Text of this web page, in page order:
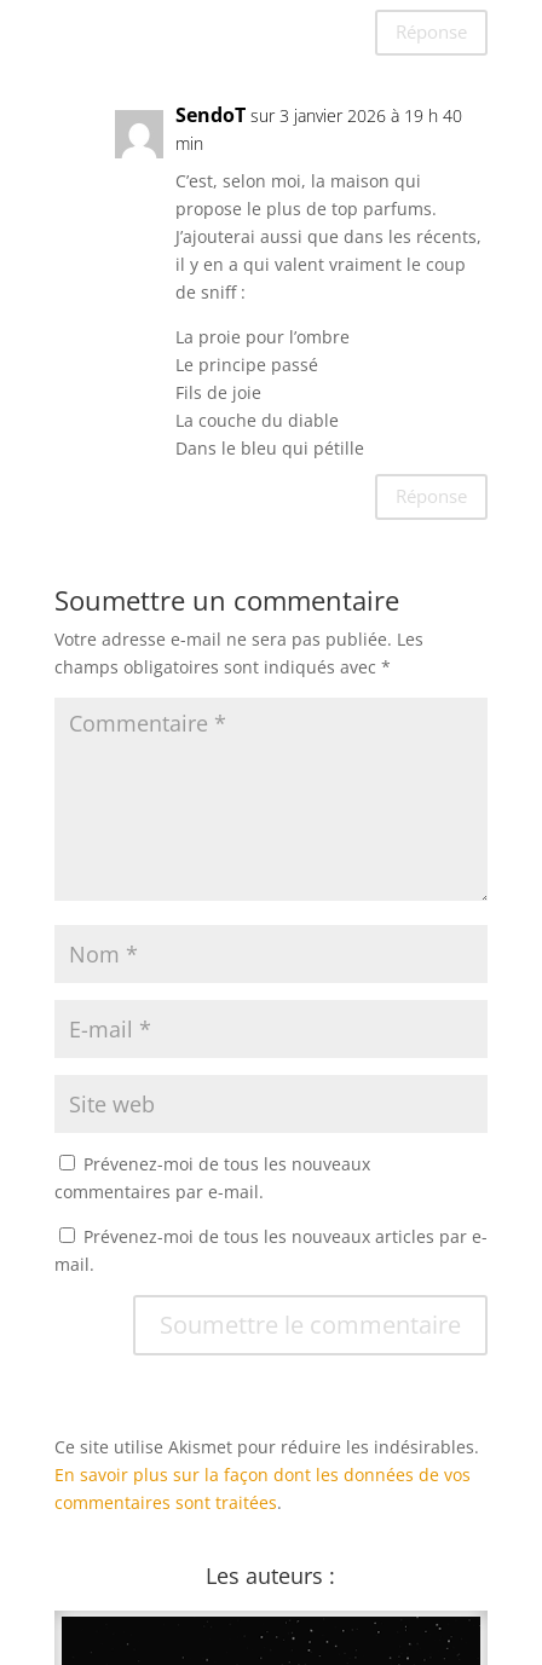
Réponse
SendoT sur 3 janvier 2026 à 19 h 40
min
C’est, selon moi, la maison qui
propose le plus de top parfums.
J’ajouterai aussi que dans les récents,
il y en a qui valent vraiment le coup
de sniff :
La proie pour l’ombre
Le principe passé
Fils de joie
La couche du diable
Dans le bleu qui pétille
Réponse
Soumettre un commentaire
Votre adresse e-mail ne sera pas publiée. Les
champs obligatoires sont indiqués avec *
Prévenez-moi de tous les nouveaux
commentaires par e-mail.
Prévenez-moi de tous les nouveaux articles par e-
mail.
Soumettre le commentaire
Ce site utilise Akismet pour réduire les indésirables.
En savoir plus sur la façon dont les données de vos
commentaires sont traitées.
Les auteurs :